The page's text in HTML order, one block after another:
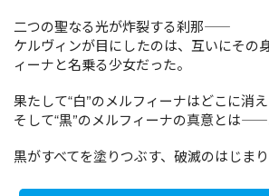
二つの聖なる光が炸裂する刹那――
ケルヴィンが目にしたのは、互いにその
ィーナと名乗る少女だった。
果たして“白”のメルフィーナはどこに消
そして“黒”のメルフィーナの真意とは――
黒がすべてを塗りつぶす、破滅のはじま